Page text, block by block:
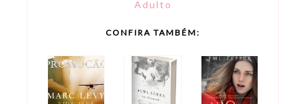
Adulto
CONFIRA TAMBÉM: